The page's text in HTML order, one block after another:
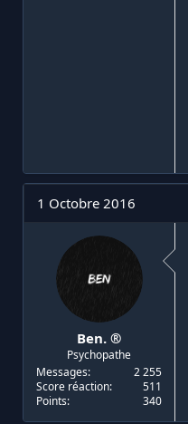
1 Octobre 2016
Ben. ®
Psychopathe
Messages
2 255
Score réaction
511
Points
340